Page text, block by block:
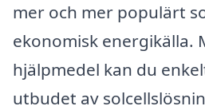
mer och mer populärt
ekonomisk energikälla.
hjälpmedel kan du
utbudet av